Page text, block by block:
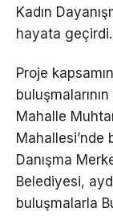
Kadın
hayata geçirdi.
Proje
Mahalle
Mahallesi’nde
Danışma
Belediyesi,
buluşmalarla